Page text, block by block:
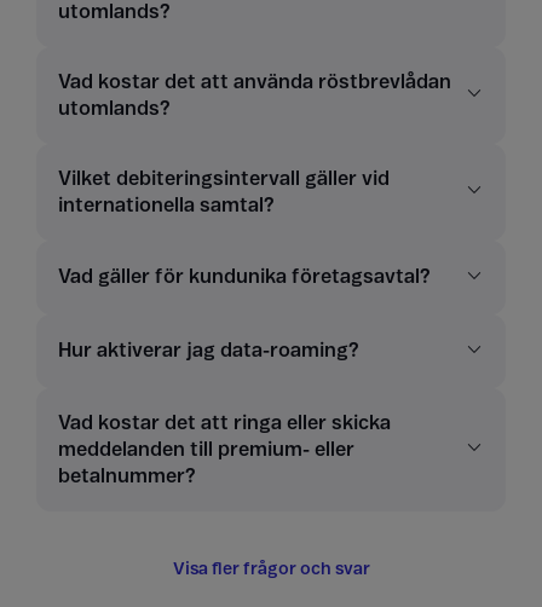
utomlands?
Vad kostar det att använda röstbrevlådan
utomlands?
Vilket debiteringsintervall gäller vid
internationella samtal?
Vad gäller för kundunika företagsavtal?
Hur aktiverar jag data-roaming?
Vad kostar det att ringa eller skicka
meddelanden till premium- eller
betalnummer?
Visa fler frågor och svar